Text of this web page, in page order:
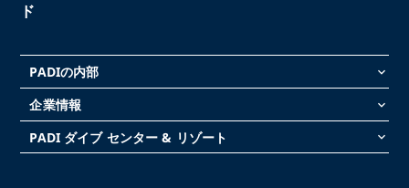
ド
PADIの内部 keyboard_arrow_down
企業情報 keyboard_arrow_down
PADI ダイブ センター & リゾート keyboard_arrow_down